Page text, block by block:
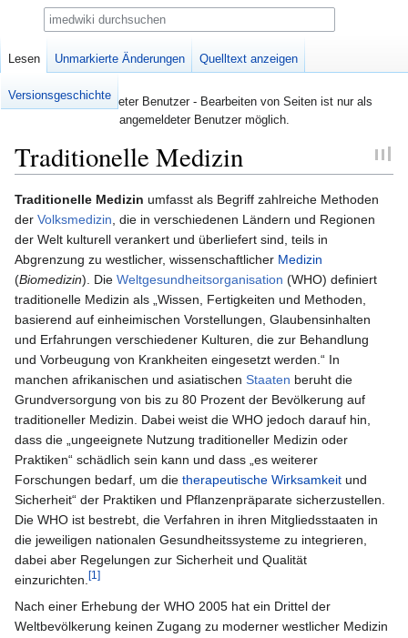
Nicht angemeldeter Benutzer - Bearbeiten von Seiten ist nur als
angemeldeter Benutzer möglich.
Traditionelle Medizin
Zur
Navigation
springen
Zur
Suche
springen
Traditionelle Medizin umfasst als Begriff zahlreiche Methoden
der Volksmedizin, die in verschiedenen Ländern und Regionen
der Welt kulturell verankert und überliefert sind, teils in
Abgrenzung zu westlicher, wissenschaftlicher Medizin
(Biomedizin). Die Weltgesundheitsorganisation (WHO) definiert
traditionelle Medizin als „Wissen, Fertigkeiten und Methoden,
basierend auf einheimischen Vorstellungen, Glaubensinhalten
und Erfahrungen verschiedener Kulturen, die zur Behandlung
und Vorbeugung von Krankheiten eingesetzt werden.“ In
manchen afrikanischen und asiatischen Staaten beruht die
Grundversorgung von bis zu 80 Prozent der Bevölkerung auf
traditioneller Medizin. Dabei weist die WHO jedoch darauf hin,
dass die „ungeeignete Nutzung traditioneller Medizin oder
Praktiken“ schädlich sein kann und dass „es weiterer
Forschungen bedarf, um die therapeutische Wirksamkeit und
Sicherheit“ der Praktiken und Pflanzenpräparate sicherzustellen.
Die WHO ist bestrebt, die Verfahren in ihren Mitgliedsstaaten in
die jeweiligen nationalen Gesundheitssysteme zu integrieren,
dabei aber Regelungen zur Sicherheit und Qualität
einzurichten.[1]
Nach einer Erhebung der WHO 2005 hat ein Drittel der
Weltbevölkerung keinen Zugang zu moderner westlicher Medizin
Seite Diskussion
Lesen Unmarkierte Änderungen Quelltext anzeigen
Versionsgeschichte
Suche